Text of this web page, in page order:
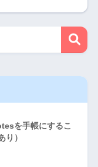
を手帳にするこ
り）